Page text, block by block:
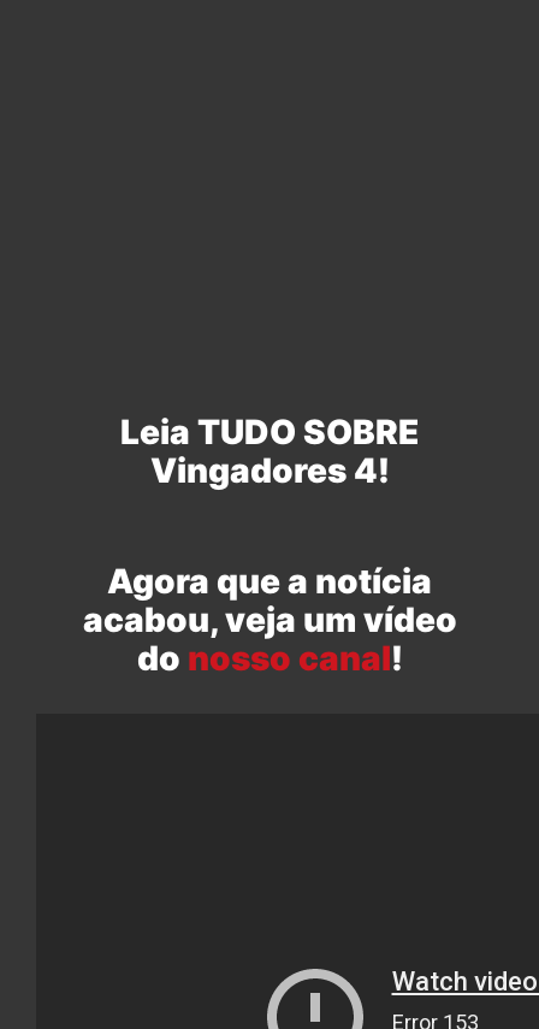
Leia TUDO SOBRE
Vingadores 4!
Agora que a notícia
acabou, veja um vídeo
do nosso canal!